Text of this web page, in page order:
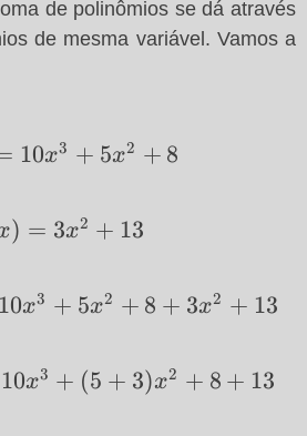
de polinômios se dá através
de mesma variável. Vamos a
10x3 + 5x2 + 8
) = 3x2 + 13
10x3 + 5x2 + 8 + 3x2 + 13
10x3 + (5 + 3)x2 + 8 + 13